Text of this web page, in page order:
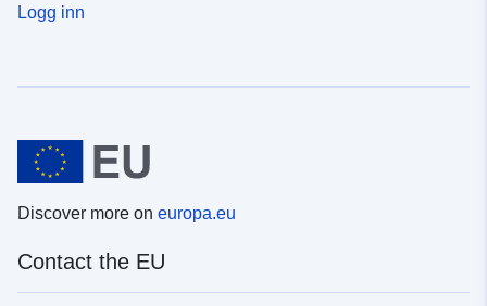
Logg inn
Discover more on europa.eu
Contact the EU